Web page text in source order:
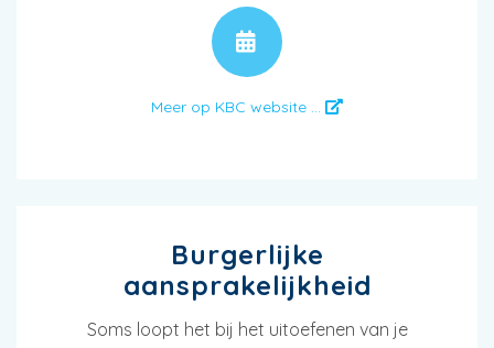
Meer op KBC website ...
Burgerlijke
aansprakelijkheid
Soms loopt het bij het uitoefenen van je